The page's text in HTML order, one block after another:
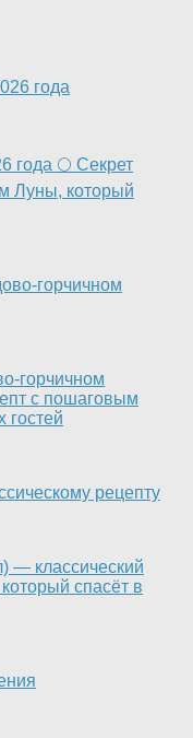
года 🌕 Секрет
Луны, который
горчичном
с пошаговым
гостей
— классический
спасёт в